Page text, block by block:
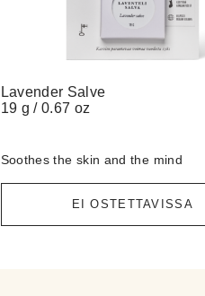
Lavender Salve
19 g / 0.67 oz
Soothes the skin and the mind
EI OSTETTAVISSA